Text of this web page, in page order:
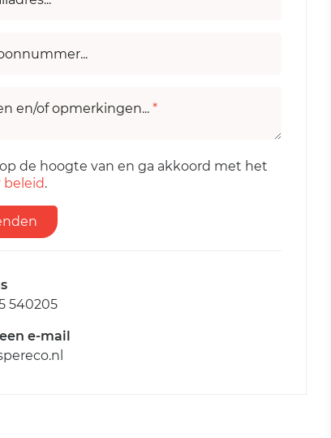
en/of opmerkingen... *
de hoogte van en ga akkoord met het
beleid.
540205
e-mail